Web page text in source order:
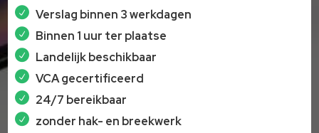
Verslag binnen 3 werkdagen
Binnen 1 uur ter plaatse
Landelijk beschikbaar
VCA gecertificeerd
24/7 bereikbaar
zonder hak- en breekwerk